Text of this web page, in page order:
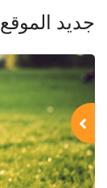
جديد الموقع